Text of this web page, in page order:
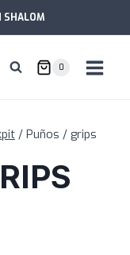
SHALOM
0
/ Puños / grips